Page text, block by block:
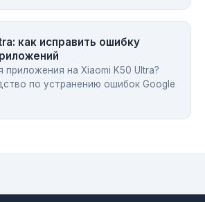
как исправить ошибку
приложения на Xiaomi K50 Ultra?
по устранению ошибок Google